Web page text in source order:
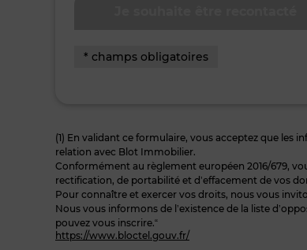
* champs obligatoires
(1) En validant ce formulaire, vous acceptez que les
relation avec Blot Immobilier.
Conformément au règlement européen 2016/679,
rectification, de portabilité et d’effacement de vos
Pour connaître et exercer vos droits, nous vous
Nous vous informons de l’existence de la liste
pouvez vous inscrire.“
https://www.bloctel.gouv.fr/